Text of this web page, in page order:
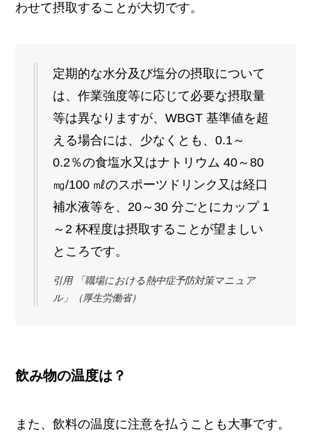
わせて摂取することが大切です。
定期的な水分及び塩分の摂取について
は、作業強度等に応じて必要な摂取量
等は異なりますが、WBGT 基準値を超
える場合には、少なくとも、0.1～
0.2％の食塩水又はナトリウム 40～80
㎎/100 ㎖のスポーツドリンク又は経口
補水液等を、20～30 分ごとにカップ 1
～2 杯程度は摂取することが望ましい
ところです。
引用 「職場における熱中症予防対策マニュア
ル」（厚生労働省）
飲み物の温度は？
また、飲料の温度に注意を払うことも大事です。